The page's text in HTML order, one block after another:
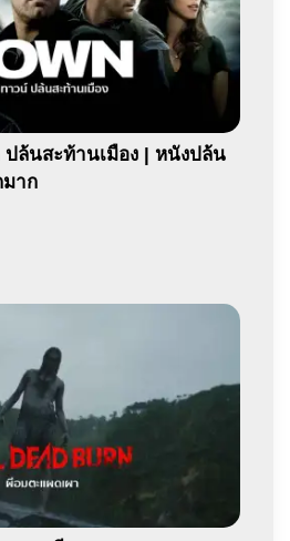
ปล้นสะท้านเมือง | หนังปล้น
าก